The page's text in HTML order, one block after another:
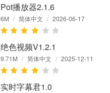
Pot播放器2.1.6
6M / 简体中文 / 2026-06-17
绝色视频V1.2.1
9.71M / 简体中文 / 2025-12-11
实时字幕君1.0